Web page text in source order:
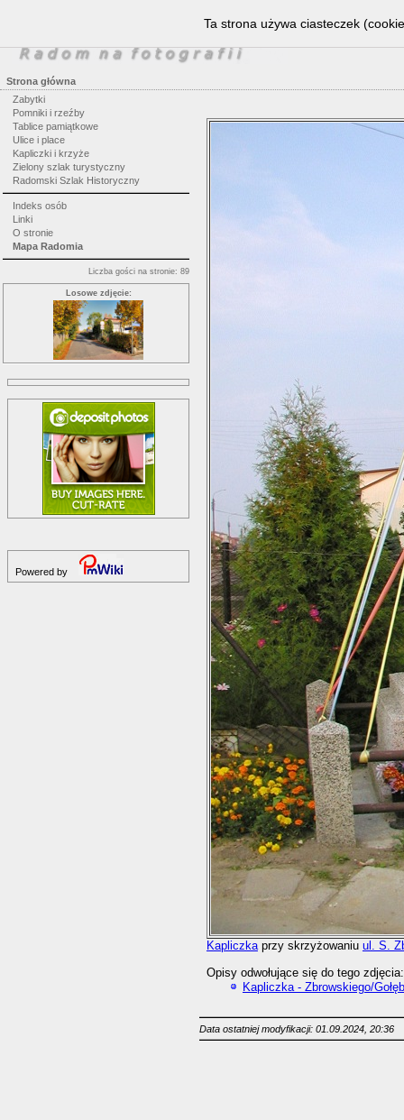
Strona główna
Zabytki
Pomniki i rzeźby
Tablice pamiątkowe
Ulice i place
Kapliczki i krzyże
Zielony szlak turystyczny
Radomski Szlak Historyczny
Indeks osób
Linki
O stronie
Mapa Radomia
Liczba gości na stronie: 89
Losowe zdjęcie:
Powered by
Kapliczkaprzy skrzyżowaniu ul. S.
Opisy odwołujące się do tego zdjęcia:
Kapliczka - Zbrowskiego/
Data ostatniej modyfikacji: 01.09.2024, 20:36
Ta strona używa ciasteczek